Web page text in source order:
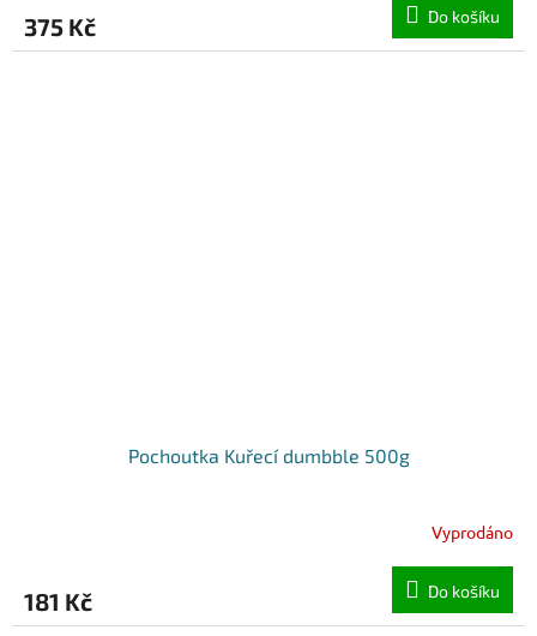
375 Kč Do košíku
Pochoutka Kuřecí dumbble 500g
Vyprodáno
181 Kč Do košíku